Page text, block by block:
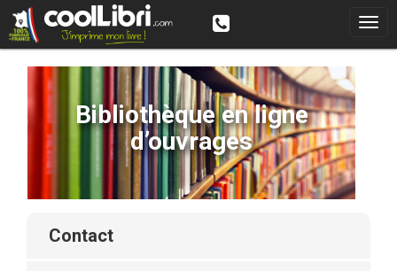
Bibliothèque en ligne
d’ouvrages
contact